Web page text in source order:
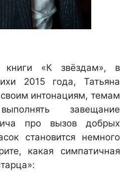
«К звёздам», в
2015 года, Татьяна
интонациям, темам
завещание
про вызов добрых
становится немного
какая симпатичная